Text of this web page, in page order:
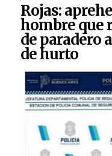
Rojas:
hombre que
de paradero
de hurto